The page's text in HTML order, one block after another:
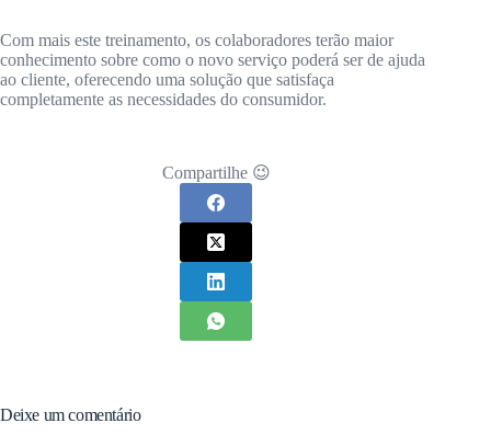
Com mais este treinamento, os colaboradores terão maior
conhecimento sobre como o novo serviço poderá ser de ajuda
ao cliente, oferecendo uma solução que satisfaça
completamente as necessidades do consumidor.
Compartilhe 😉
Deixe um comentário